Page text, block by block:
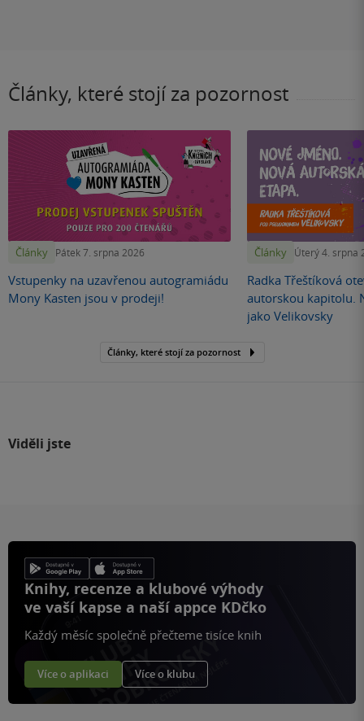
Články, které stojí za pozornost
Články Pátek 7. srpna 2026
Vstupenky na uzavřenou autogramiádu
Mony Kasten jsou v prodeji!
Články Úterý 4. srpna
Radka Třeštíková
autorskou kapitolu.
jako Velikovsky
Články, které stojí za pozornost
Viděli jste
Knihy, recenze a klubové výhody
ve vaší kapse a naší appce KDčko
Každý měsíc společně přečteme tisíce knih
Více o aplikaci Více o klubu